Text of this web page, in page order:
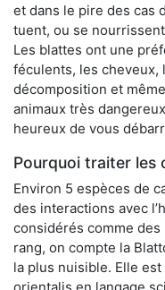
et dans le pire des cas
tuent, ou se
Les blattes ont une
féculents, les cheveux,
décomposition et
animaux très
heureux de vous
Pourquoi traiter les
Environ 5 espèces de
des interactions avec
considérés comme
rang, on compte la
la plus nuisible. Elle